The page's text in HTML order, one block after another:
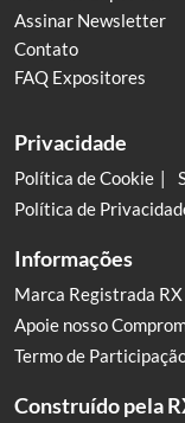
Assinar Newsletter
Contato
FAQ Expositores
Privacidade
Política de Cookie
Política de
Informações
Marca Registrada RX
Apoie nosso
Termo de
Construído pela